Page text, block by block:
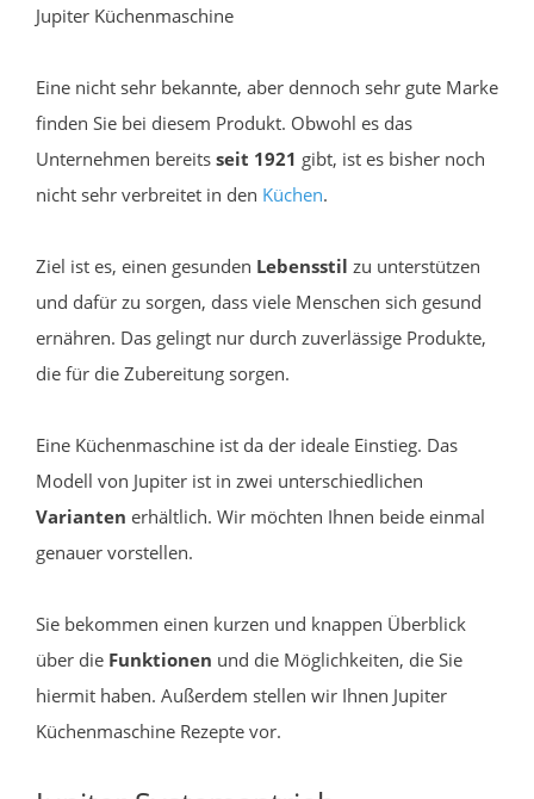
Jupiter Küchenmaschine
Eine nicht sehr bekannte, aber dennoch sehr gute Marke
finden Sie bei diesem Produkt. Obwohl es das
Unternehmen bereits seit 1921 gibt, ist es bisher noch
nicht sehr verbreitet in den Küchen.
Ziel ist es, einen gesunden Lebensstil zu unterstützen
und dafür zu sorgen, dass viele Menschen sich gesund
ernähren. Das gelingt nur durch zuverlässige Produkte,
die für die Zubereitung sorgen.
Eine Küchenmaschine ist da der ideale Einstieg. Das
Modell von Jupiter ist in zwei unterschiedlichen
Varianten erhältlich. Wir möchten Ihnen beide einmal
genauer vorstellen.
Sie bekommen einen kurzen und knappen Überblick
über die Funktionen und die Möglichkeiten, die Sie
hiermit haben. Außerdem stellen wir Ihnen Jupiter
Küchenmaschine Rezepte vor.